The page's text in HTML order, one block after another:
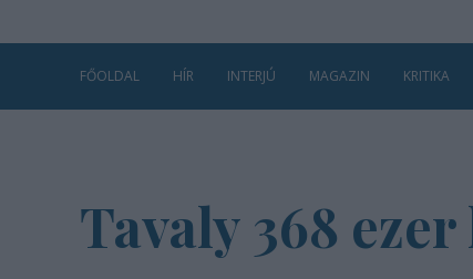
FŐOLDAL HÍR INTERJÚ MAGAZIN KRITIKA
Tavaly 368